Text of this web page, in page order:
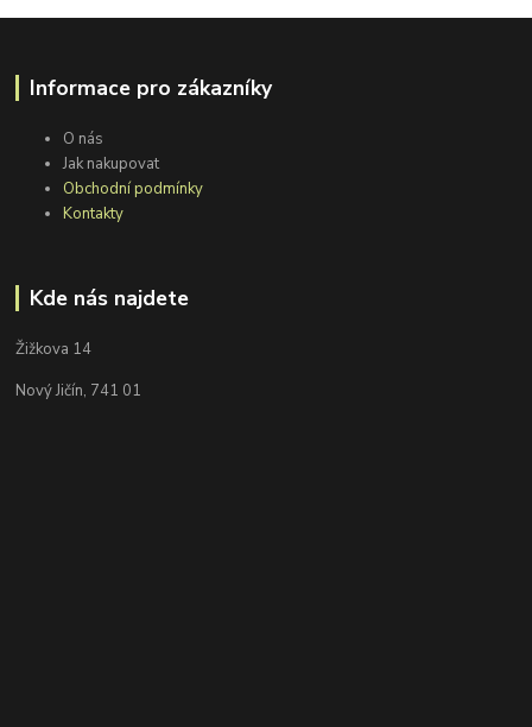
Informace pro zákazníky
O nás
Jak nakupovat
Obchodní podmínky
Kontakty
Kde nás najdete
Žižkova 14
Nový Jičín, 741 01